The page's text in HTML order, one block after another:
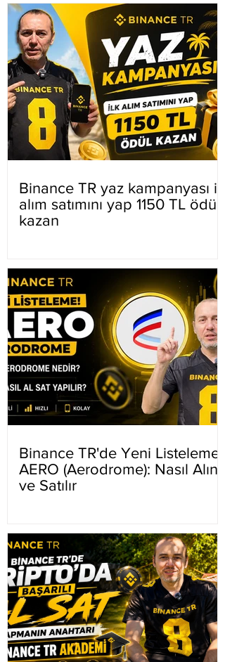
Binance TR yaz kampanyası ilk
alım satımını yap 1150 TL ödül
kazan
Binance TR'de Yeni Listeleme
AERO (Aerodrome): Nasıl Alınır
ve Satılır